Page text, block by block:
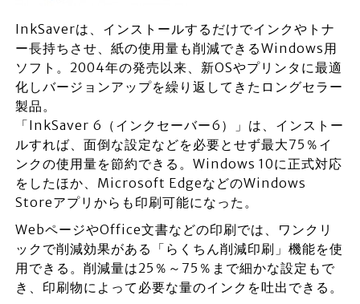
InkSaverは、インストールするだけでインクやトナ
ー長持ちさせ、紙の使用量も削減できるWindows用
ソフト。2004年の発売以来、新OSやプリンタに最適
化しバージョンアップを繰り返してきたロングセラー
製品。
「InkSaver 6（インクセーバー6）」は、インストー
ルすれば、面倒な設定などを必要とせず最大75％イ
ンクの使用量を節約できる。Windows 10に正式対応
をしたほか、Microsoft EdgeなどのWindows
Storeアプリからも印刷可能になった。
WebページやOffice文書などの印刷では、ワンクリ
ックで削減効果がある「らくちん削減印刷」機能を使
用できる。削減量は25％～75％まで細かな設定もで
き、印刷物によって必要な量のインクを吐出できる。